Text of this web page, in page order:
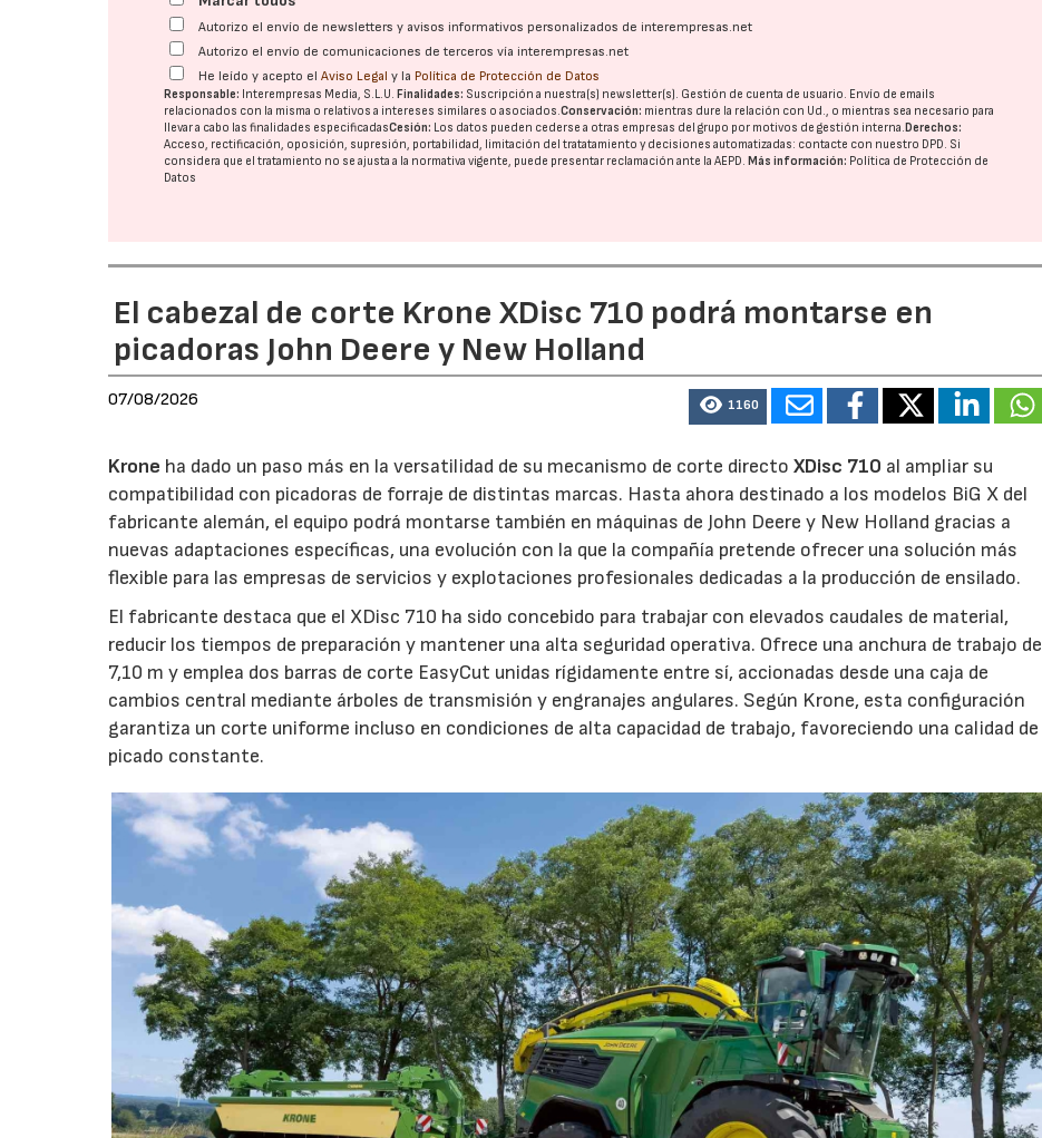
Autorizo el envío de newsletters y avisos informativos personalizados de interempresas.net
Autorizo el envío de comunicaciones de terceros vía interempresas.net
He leído y acepto elAviso Legal y la Política de Protección de Datos
Responsable: Interempresas Media, S.L.U.Finalidades: Suscripción a nuestra(s) newsletter(s). Gestión de cuenta de usuario. Envío de emails
relacionados con la misma o relativos a intereses similares o asociados.Conservación: mientras dure la relación con Ud., o mientras sea necesario para
llevar a cabo las finalidades especificadasCesión: Los datos pueden cederse a otras empresas del grupo por motivos de gestión interna.Derechos:
Acceso, rectificación, oposición, supresión, portabilidad, limitación del tratatamiento y decisiones automatizadas: contacte con nuestro DPD. Si
considera que el tratamiento no se ajusta a la normativa vigente, puede presentar reclamación ante laAEPD.Más información: Política de Protección de
Datos
El cabezal de corte Krone XDisc 710 podrá montarse en
picadoras John Deere y New Holland
07/08/2026 1160
Krone ha dado un paso más en la versatilidad de su mecanismo de corte directoXDisc 710 al ampliar su
compatibilidad con picadoras de forraje de distintas marcas. Hasta ahora destinado a los modelos BiG X del
fabricante alemán, el equipo podrá montarse también en máquinas de John Deere y New Holland gracias a
nuevas adaptaciones específicas, una evolución con la que la compañía pretende ofrecer una solución más
flexible para las empresas de servicios y explotaciones profesionales dedicadas a la producción de ensilado.
El fabricante destaca que el XDisc 710 ha sido concebido para trabajar con elevados caudales de material,
reducir los tiempos de preparación y mantener una alta seguridad operativa. Ofrece una anchura de trabajo de
7,10 m y emplea dos barras de corte EasyCut unidas rígidamente entre sí, accionadas desde una caja de
cambios central mediante árboles de transmisión y engranajes angulares. Según Krone, esta configuración
garantiza un corte uniforme incluso en condiciones de alta capacidad de trabajo, favoreciendo una calidad de
picado constante.